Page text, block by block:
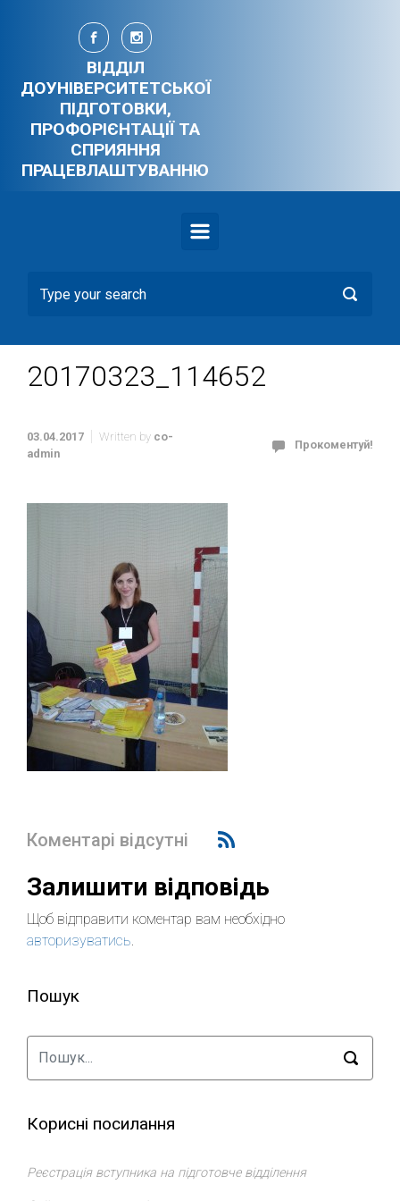
Skip to main content
ВІДДІЛ
ДОУНІВЕРСИТЕТСЬКОЇ
ПІДГОТОВКИ,
ПРОФОРІЄНТАЦІЇ ТА
СПРИЯННЯ
ПРАЦЕВЛАШТУВАННЮ
20170323_114652
03.04.2017 Written by co-
admin
Прокоментуй!
Коментарі відсутні
Залишити відповідь
Щоб відправити коментар вам необхідно
авторизуватись.
Пошук
Корисні посилання
Реєстрація вступника на підготовче відділення